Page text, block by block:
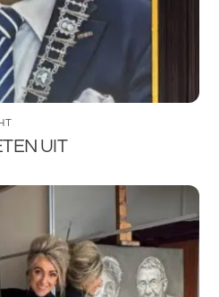
UIT